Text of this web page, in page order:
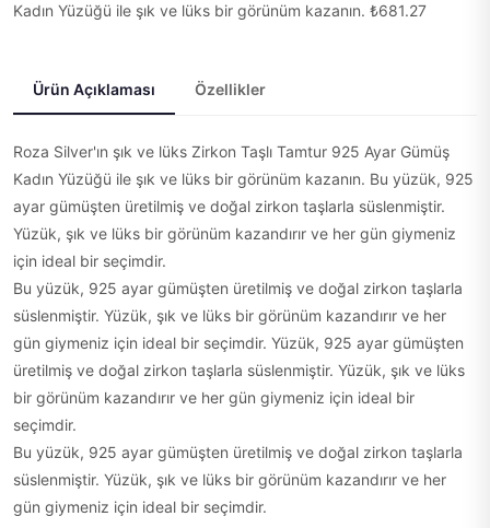
Kadın Yüzüğü ile şık ve lüks bir görünüm kazanın. ₺681.27
Ürün Açıklaması Özellikler
Roza Silver'ın şık ve lüks Zirkon Taşlı Tamtur 925 Ayar Gümüş
Kadın Yüzüğü ile şık ve lüks bir görünüm kazanın. Bu yüzük, 925
ayar gümüşten üretilmiş ve doğal zirkon taşlarla süslenmiştir.
Yüzük, şık ve lüks bir görünüm kazandırır ve her gün giymeniz
için ideal bir seçimdir.
Bu yüzük, 925 ayar gümüşten üretilmiş ve doğal zirkon taşlarla
süslenmiştir. Yüzük, şık ve lüks bir görünüm kazandırır ve her
gün giymeniz için ideal bir seçimdir. Yüzük, 925 ayar gümüşten
üretilmiş ve doğal zirkon taşlarla süslenmiştir. Yüzük, şık ve lüks
bir görünüm kazandırır ve her gün giymeniz için ideal bir
seçimdir.
Bu yüzük, 925 ayar gümüşten üretilmiş ve doğal zirkon taşlarla
süslenmiştir. Yüzük, şık ve lüks bir görünüm kazandırır ve her
gün giymeniz için ideal bir seçimdir.